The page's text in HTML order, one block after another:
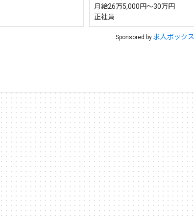
月給26万5,000円～30万円
正社員
Sponsored by 求人ボックス